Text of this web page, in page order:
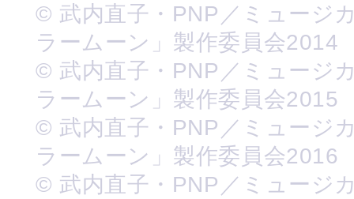
© 武内直子・PNP／ミュージ
ラームーン」製作委員会2014
© 武内直子・PNP／ミュージ
ラームーン」製作委員会2015
© 武内直子・PNP／ミュージ
ラームーン」製作委員会2016
© 武内直子・PNP／ミュージ